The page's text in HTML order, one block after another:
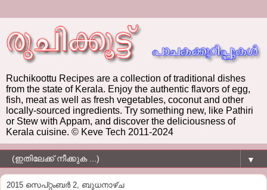
Ruchikoottu Recipes are a collection of traditional dishes
from the state of Kerala. Enjoy the authentic flavors of egg,
fish, meat as well as fresh vegetables, coconut and other
locally-sourced ingredients. Try something new, like Pathiri
or Stew with Appam, and discover the deliciousness of
Kerala cuisine. © Keve Tech 2011-2024
▼
2015 സെപ്റ്റംബർ 2, ബുധനാഴ്‌ച